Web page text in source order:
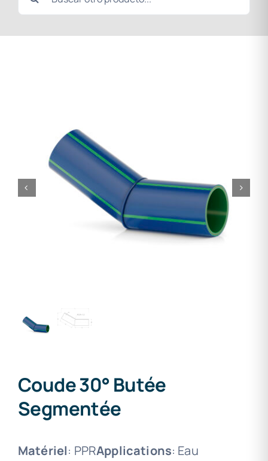
for:
Coude 30° Butée
Segmentée
Matériel: PPRApplications: Eau